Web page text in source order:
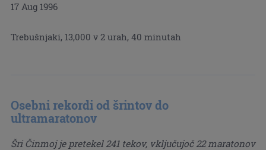
17 Aug 1996
Trebušnjaki, 13,000 v 2 urah, 40 minutah
Osebni rekordi od šrintov do
ultramaratonov
Šri Činmoj je pretekel 241 tekov, vključujoč 22 maratonov